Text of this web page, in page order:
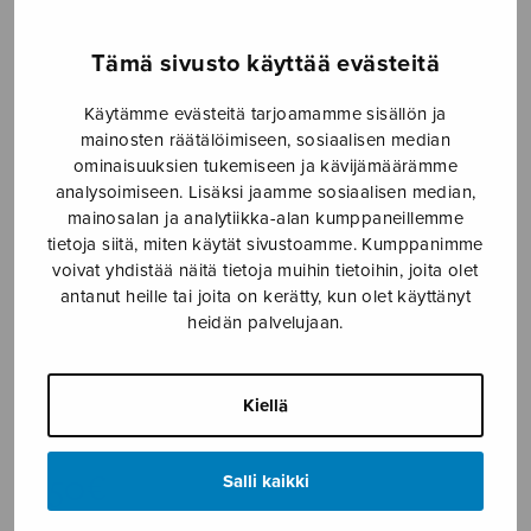
Tämä sivusto käyttää evästeitä
Käytämme evästeitä tarjoamamme sisällön ja
mainosten räätälöimiseen, sosiaalisen median
ominaisuuksien tukemiseen ja kävijämäärämme
analysoimiseen. Lisäksi jaamme sosiaalisen median,
mainosalan ja analytiikka-alan kumppaneillemme
tietoja siitä, miten käytät sivustoamme. Kumppanimme
voivat yhdistää näitä tietoja muihin tietoihin, joita olet
antanut heille tai joita on kerätty, kun olet käyttänyt
heidän palvelujaan.
Kiellä
Salli kaikki
on rakennettu
Joulupuu on
rakennettu